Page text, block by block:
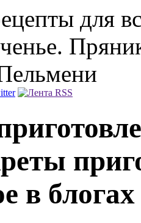
в блогах